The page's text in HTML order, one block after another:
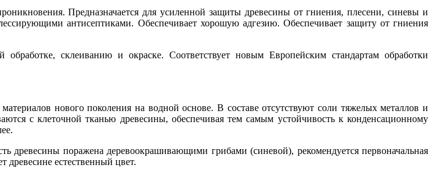
Предназначается для усиленной защиты древесины от гниения, плесени, синевы и
антисептиками. Обеспечивает хорошую адгезию. Обеспечивает защиту от гниения
склеиванию и окраске. Соответствует новым Европейским стандартам обработки
нового поколения на водной основе. В составе отсутствуют соли тяжелых металлов и
с клеточной тканью древесины, обеспечивая тем самым устойчивость к конденсационному
древесины поражена деревоокрашивающими грибами (синевой), рекомендуется первоначальная
древесине естественный цвет.